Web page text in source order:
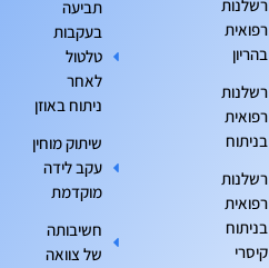
רשלנות
רפואית
בהריון
רשלנות
רפואית
בניתוח
רשלנות
רפואית
בניתוח
קיסרי
תביעה
בעקבות
טלטול
לאחר
ניתוח באוזן
שיתוק מוחין
עקב לידה
מוקדמת
חשיבותה
של צוואה